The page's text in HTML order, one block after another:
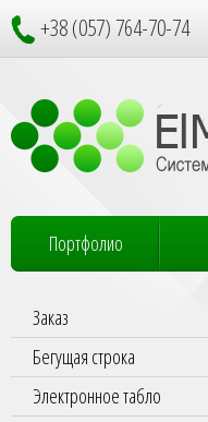
+38 (057) 764-70-74
Портфолио
Заказ
Бегущая строка
Электронное табло